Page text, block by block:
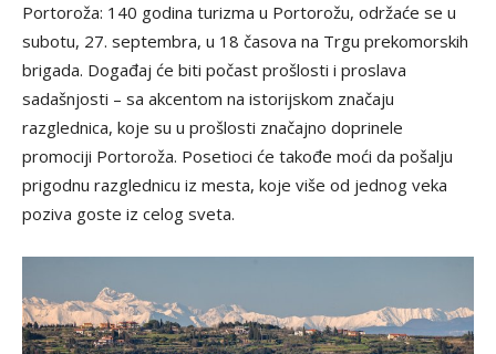
Portoroža: 140 godina turizma u Portorožu, održaće se u
subotu, 27. septembra, u 18 časova na Trgu prekomorskih
brigada. Događaj će biti počast prošlosti i proslava
sadašnjosti – sa akcentom na istorijskom značaju
razglednica, koje su u prošlosti značajno doprinele
promociji Portoroža. Posetioci će takođe moći da pošalju
prigodnu razglednicu iz mesta, koje više od jednog veka
poziva goste iz celog sveta.